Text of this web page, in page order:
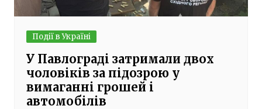
Події в Україні
У Павлограді затримали двох
чоловіків за підозрою у
вимаганні грошей і
автомобілів